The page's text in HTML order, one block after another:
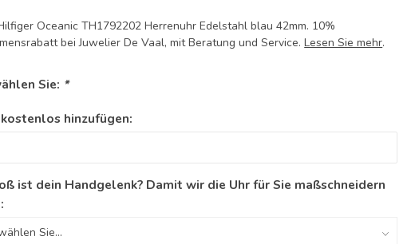
Oceanic TH1792202 Herrenuhr Edelstahl blau 42mm. 10%
bei Juwelier De Vaal, mit Beratung und Service.Lesen Sie mehr.
Sie: *
hinzufügen:
ist dein Handgelenk? Damit wir die Uhr für Sie maßschneidern